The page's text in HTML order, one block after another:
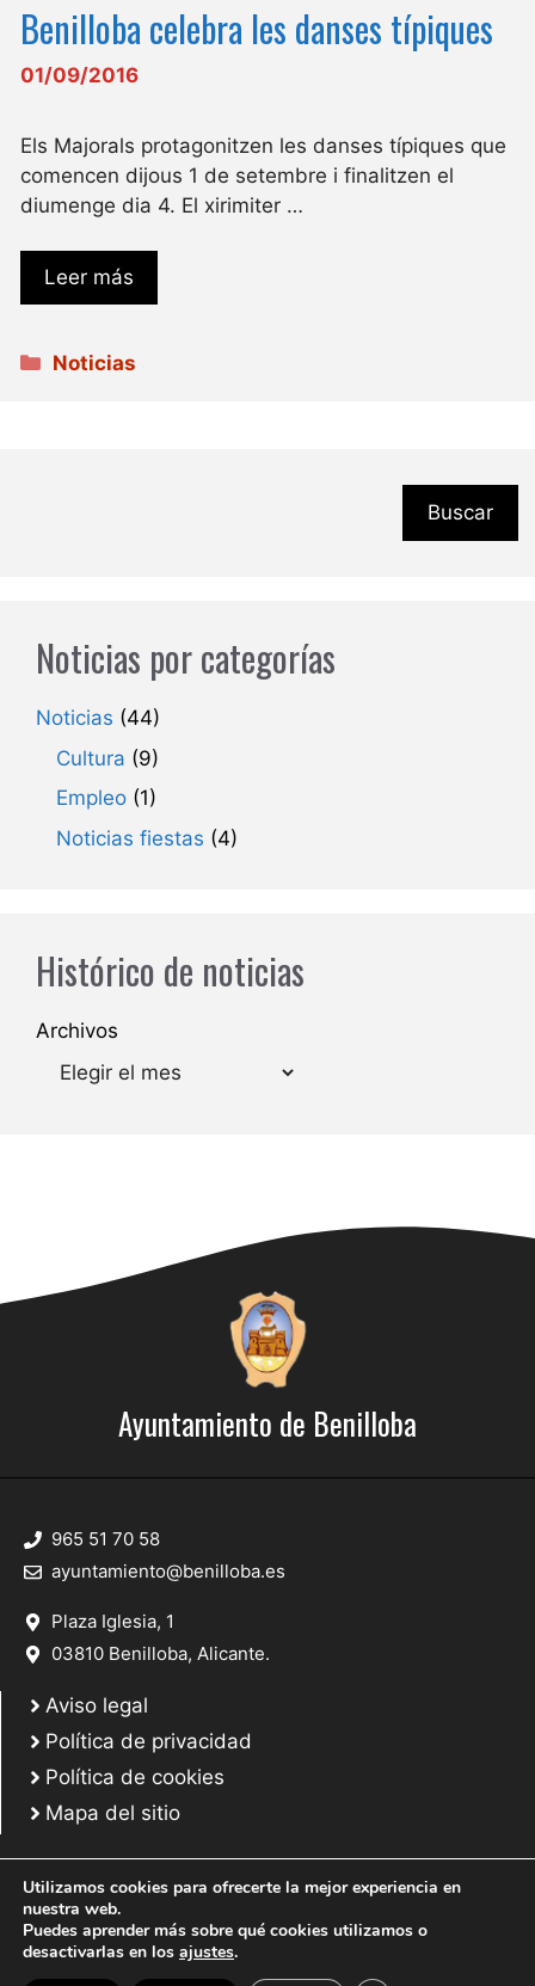
Benilloba celebra les danses típiques
01/09/2016
Els Majorals protagonitzen les danses típiques que
comencen dijous 1 de setembre i finalitzen el
diumenge dia 4. El xirimiter …
Leer más
Categorías
Noticias
Buscar
Noticias por categorías
Noticias (44)
Cultura (9)
Empleo (1)
Noticias fiestas (4)
Histórico de noticias
Archivos
Ayuntamiento de Benilloba
965 51 70 58
ayuntamiento@benilloba.es
Plaza Iglesia, 1
03810 Benilloba, Alicante.
Aviso legal
Política de privacidad
Política de cookies
Mapa del sitio
© 2025 Web desarrollada por el Servicio de Informática de Diputación de
Utilizamos cookies para ofrecerte la mejor experiencia en
nuestra web.
Puedes aprender más sobre qué cookies utilizamos o
desactivarlas en los ajustes.